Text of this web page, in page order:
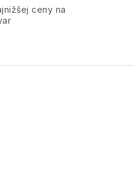
ceny na